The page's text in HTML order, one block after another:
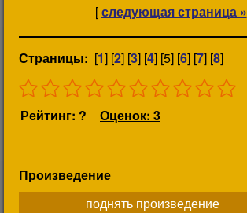
[следующая страница »
Страницы: [1] [2] [3] [4] [5] [6] [7] [8]
Рейтинг: ? Оценок: 3
Произведение
поднять произведение